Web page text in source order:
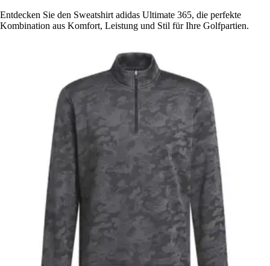
Entdecken Sie den Sweatshirt adidas Ultimate 365, die perfekte
Kombination aus Komfort, Leistung und Stil für Ihre Golfpartien.